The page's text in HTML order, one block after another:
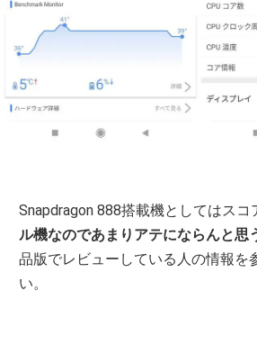
Snapdragon 888搭載機としてはスコ
ル機なのであまりアテにならんと思
品版でレビューしている人の情報を
い。